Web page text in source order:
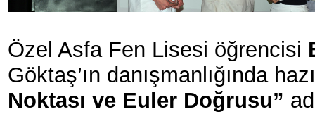
Özel Asfa Fen Lisesi öğrencisi
Göktaş’ın danışmanlığında
Noktası ve Euler Doğrusu”